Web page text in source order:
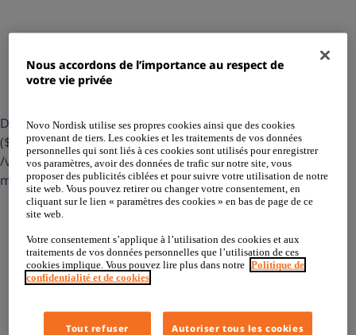
Deprecated: str_contains(): Passing null to parameter #1
($haystack) of type string is deprecated in
/var/www/html/wp-content/themes/lxl-novo-
mth/template-parts/content.php on line 36
Qu’est ce que le Déficit
en Hormone de
Croissance?
Nous accordons de l’importance au respect de
votre vie privée
Novo Nordisk utilise ses propres cookies ainsi que des cookies
provenant de tiers. Les cookies et les traitements de vos données
personnelles qui sont liés à ces cookies sont utilisés pour enregistrer
vos paramètres, avoir des données de trafic sur notre site, vous
proposer des publicités ciblées et pour suivre votre utilisation de notre
site web. Vous pouvez retirer ou changer votre consentement, en
cliquant sur le lien « paramètres des cookies » en bas de page de ce
site web.
Votre consentement s’applique à l’utilisation des cookies et aux
traitements de vos données personnelles que l’utilisation de ces
cookies implique. Vous pouvez lire plus dans notre Politique de
confidentialité et de cookies
Tout refuser Autoriser tous les cookies